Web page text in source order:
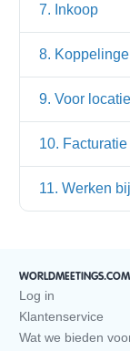
7. Inkoop
8.
9. Voor
10.
11. Werken
WORLDMEETINGS.COM
Log in
Klantenservice
Wat we bieden